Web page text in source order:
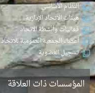
النظام الأساسي
هيئات الاتحاد الإدارية
فعاليات وأنشطة الاتحاد
أعضاء الجمعية العمومية للاتحاد
تسجيل العضوية
المؤسسات ذات العلاقة